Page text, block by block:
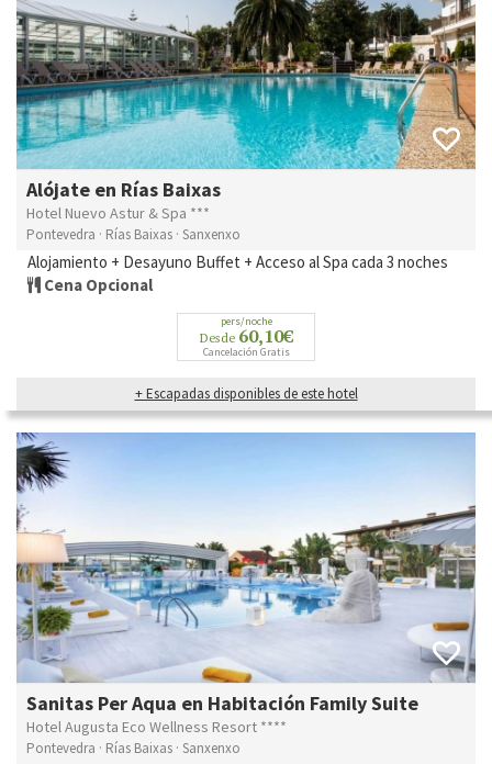
Alójate en Rías Baixas
Hotel Nuevo Astur & Spa ***
Pontevedra · Rías Baixas · Sanxenxo
Alojamiento + Desayuno Buffet + Acceso al Spa cada 3 noches
Cena Opcional
pers/noche
Desde 60,10€
Cancelación Gratis
+ Escapadas disponibles de este hotel
Sanitas Per Aqua en Habitación Family Suite
Hotel Augusta Eco Wellness Resort ****
Pontevedra · Rías Baixas · Sanxenxo